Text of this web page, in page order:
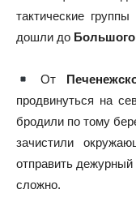
тактические
дошли до
От
продвинуться на
бродили по тому
зачистили
отправить
сложно.